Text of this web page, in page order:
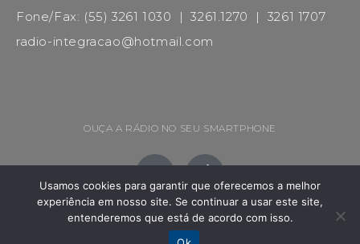
Fone/Fax: (55) 3261 1030 | 3261.1270 | 3261 1707
radio-integracao@hotmail.com
OUÇA A RÁDIO NO SEU SMARTPHONE
Usamos cookies para garantir que oferecemos a melhor
experiência em nosso site. Se continuar a usar este site,
entenderemos que está de acordo com isso.